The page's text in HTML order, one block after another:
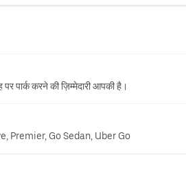
पार्क करने की ज़िम्मेदारी आपकी है।
Premier, Go Sedan, Uber Go